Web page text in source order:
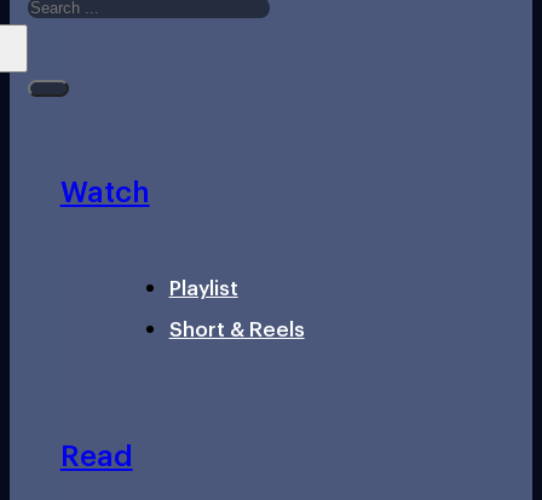
Watch
Playlist
Short & Reels
Read